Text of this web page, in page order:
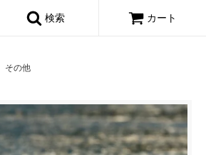
検索 カート
その他